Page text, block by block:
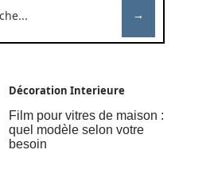
Décoration Interieure
Film pour vitres de maison :
quel modèle selon votre
besoin